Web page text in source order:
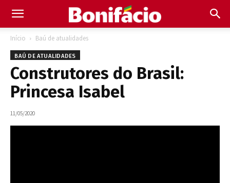
Início Baú de atualidades
BAÚ DE ATUALIDADES
Construtores do Brasil:
Princesa Isabel
11/05/2020